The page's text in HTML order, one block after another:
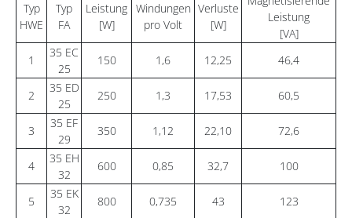
Typ
HWE
Typ
FA
Leistung
[W]
Windungen
pro Volt
Verluste
[W]
Leistung
[VA]
1
35 EC
25
150 1,6 12,25 46,4
2
35 ED
25
250 1,3 17,53 60,5
3
35 EF
29
350 1,12 22,10 72,6
4
35 EH
32
600 0,85 32,7 100
5
35 EK
32
800 0,735 43 123